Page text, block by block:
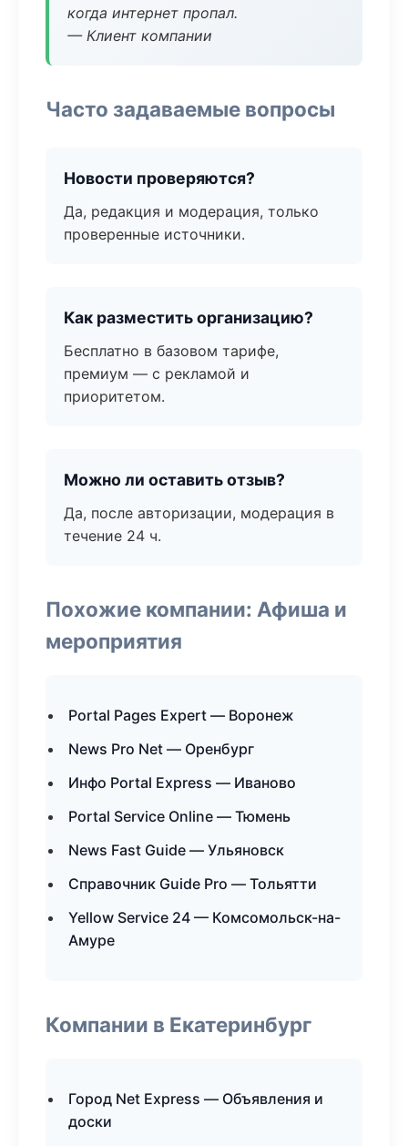
когда интернет пропал.
— Клиент компании
Часто задаваемые вопросы
Новости проверяются?
Да, редакция и модерация, только
проверенные источники.
Как разместить организацию?
Бесплатно в базовом тарифе,
премиум — с рекламой и
приоритетом.
Можно ли оставить отзыв?
Да, после авторизации, модерация в
течение 24 ч.
Похожие компании: Афиша и
мероприятия
Portal Pages Expert — Воронеж
News Pro Net — Оренбург
Инфо Portal Express — Иваново
Portal Service Online — Тюмень
News Fast Guide — Ульяновск
Справочник Guide Pro — Тольятти
Yellow Service 24 — Комсомольск-на-
Амуре
Компании в Екатеринбург
Город Net Express — Объявления и
доски